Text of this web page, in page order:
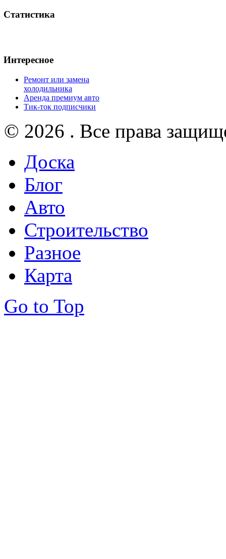
Статистика
Интересное
Ремонт или замена
холодильника
Аренда премиум авто
Тик-ток подписчики
© 2026 . Все права
Доска
Блог
Авто
Строительство
Разное
Карта
Go to Top